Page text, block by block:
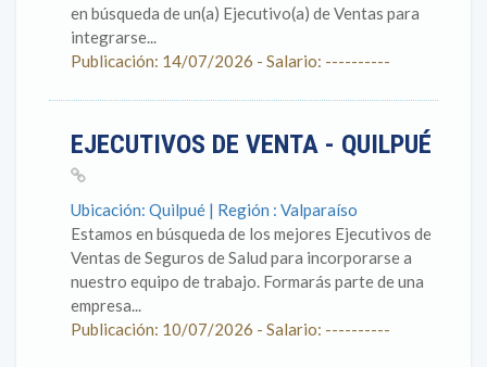
en búsqueda de un(a) Ejecutivo(a) de Ventas para
integrarse...
Publicación: 14/07/2026 - Salario: ----------
EJECUTIVOS DE VENTA - QUILPUÉ
Ubicación: Quilpué | Región : Valparaíso
Estamos en búsqueda de los mejores Ejecutivos de
Ventas de Seguros de Salud para incorporarse a
nuestro equipo de trabajo. Formarás parte de una
empresa...
Publicación: 10/07/2026 - Salario: ----------